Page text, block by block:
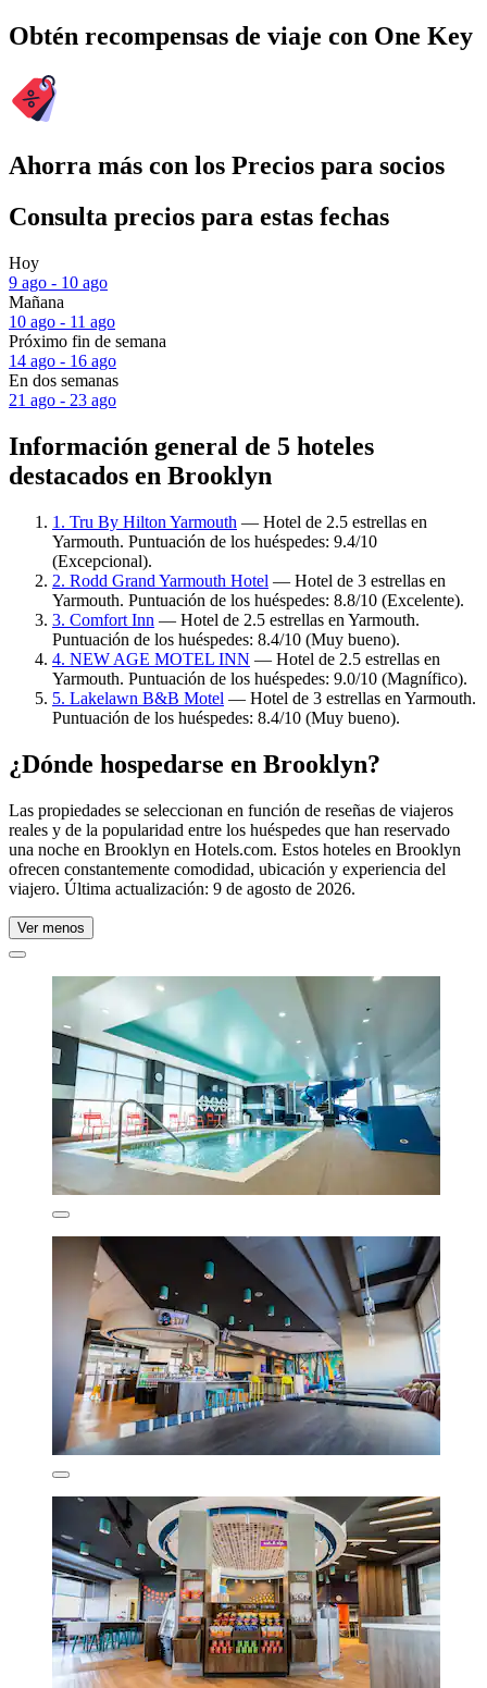
Obtén recompensas de viaje con One Key
Ahorra más con los Precios para socios
Consulta precios para estas fechas
Hoy
9 ago - 10 ago
Mañana
10 ago - 11 ago
Próximo fin de semana
14 ago - 16 ago
En dos semanas
21 ago - 23 ago
Información general de 5 hoteles
destacados en Brooklyn
1. Tru By Hilton Yarmouth — Hotel de 2.5 estrellas en
Yarmouth. Puntuación de los huéspedes: 9.4/10
(Excepcional).
2. Rodd Grand Yarmouth Hotel — Hotel de 3 estrellas en
Yarmouth. Puntuación de los huéspedes: 8.8/10 (Excelente).
3. Comfort Inn — Hotel de 2.5 estrellas en Yarmouth.
Puntuación de los huéspedes: 8.4/10 (Muy bueno).
4. NEW AGE MOTEL INN — Hotel de 2.5 estrellas en
Yarmouth. Puntuación de los huéspedes: 9.0/10 (Magnífico).
5. Lakelawn B&B Motel — Hotel de 3 estrellas en Yarmouth.
Puntuación de los huéspedes: 8.4/10 (Muy bueno).
¿Dónde hospedarse en Brooklyn?
Las propiedades se seleccionan en función de reseñas de viajeros
reales y de la popularidad entre los huéspedes que han reservado
una noche en Brooklyn en Hotels.com. Estos hoteles en Brooklyn
ofrecen constantemente comodidad, ubicación y experiencia del
viajero. Última actualización: 9 de agosto de 2026.
Ver menos